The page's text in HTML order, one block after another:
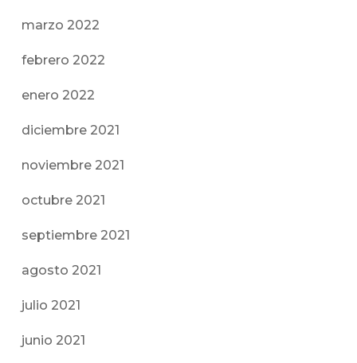
marzo 2022
febrero 2022
enero 2022
diciembre 2021
noviembre 2021
octubre 2021
septiembre 2021
agosto 2021
julio 2021
junio 2021